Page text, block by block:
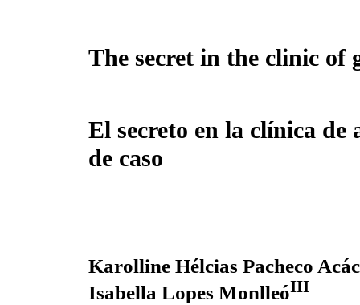
The secret in the clinic of
El secreto en la clínica
de caso
Karolline Hélcias Pacheco
Isabella Lopes MonlleóIII